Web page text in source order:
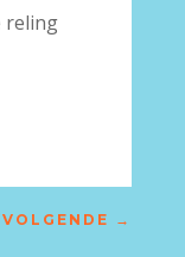
reling
VOLGENDE →